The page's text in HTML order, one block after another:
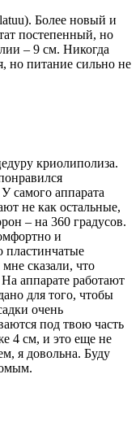
Более новый и
постепенный, но
– 9 см. Никогда
но питание сильно не
криолиполиза.
самого аппарата
не как остальные,
– на 360 градусов.
и
пластинчатые
сказали, что
аппарате работают
для того, чтобы
очень
под твою часть
4 см, и это еще не
я довольна. Буду